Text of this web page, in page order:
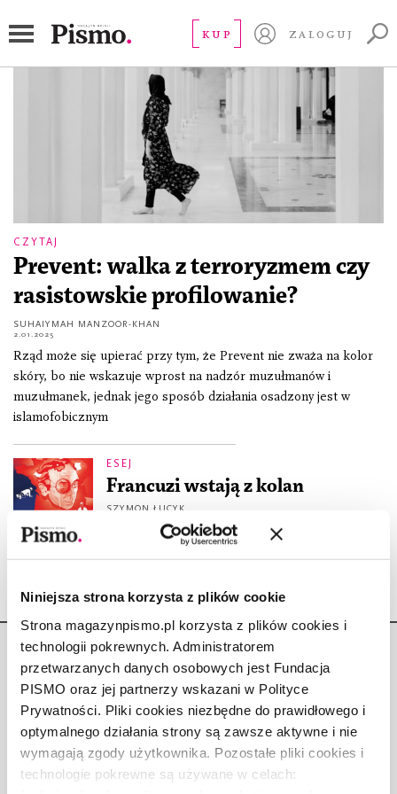
Niniejsza strona korzysta z plików cookie
Strona magazynpismo.pl korzysta z plików cookies i
technologii pokrewnych. Administratorem
przetwarzanych danych osobowych jest Fundacja
PISMO oraz jej partnerzy wskazani w Polityce
Prywatności. Pliki cookies niezbędne do prawidłowego i
optymalnego działania strony są zawsze aktywne i nie
wymagają zgody użytkownika. Pozostałe pliki cookies i
technologie pokrewne są używane w celach:
KUP ZALOGUJ
CZYTAJ
Prevent: walka z terroryzmem czy
rasistowskie profilowanie?
SUHAIYMAH MANZOOR-KHAN
2.01.2025
Rząd może się upierać przy tym, że Prevent nie zważa na kolor
skóry, bo nie wskazuje wprost na nadzór muzułmanów i
muzułmanek, jednak jego sposób działania osadzony jest w
islamofobicznym
ESEJ
Francuzi wstają z kolan
SZYMON ŁUCYK
Copyright © Fundacja Pismo